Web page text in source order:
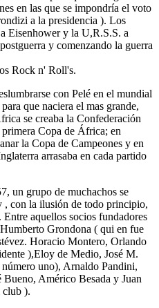
en las que se impondría el voto
a la presidencia ). Los
Eisenhower y la U,R.S.S. a
y comenzando la guerra
Rock n' Roll's.
con Pelé en el mundial
que naciera el mas grande,
se creaba la Confederación
Copa de África; en
la Copa de Campeones y en
arrasaba en cada partido
un grupo de muchachos se
con la ilusión de todo principio,
aquellos socios fundadores
Grondona ( qui en fue
Horacio Montero, Orlando
),Eloy de Medio, José M.
uno), Arnaldo Pandini,
Américo Besada y Juan
club ).